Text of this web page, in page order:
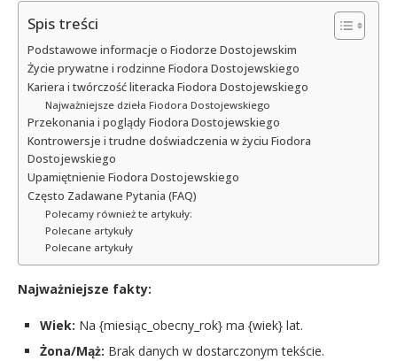
Spis treści
Podstawowe informacje o Fiodorze Dostojewskim
Życie prywatne i rodzinne Fiodora Dostojewskiego
Kariera i twórczość literacka Fiodora Dostojewskiego
Najważniejsze dzieła Fiodora Dostojewskiego
Przekonania i poglądy Fiodora Dostojewskiego
Kontrowersje i trudne doświadczenia w życiu Fiodora
Dostojewskiego
Upamiętnienie Fiodora Dostojewskiego
Często Zadawane Pytania (FAQ)
Polecamy również te artykuły:
Polecane artykuły
Polecane artykuły
Najważniejsze fakty:
Wiek: Na {miesiąc_obecny_rok} ma {wiek} lat.
Żona/Mąż: Brak danych w dostarczonym tekście.